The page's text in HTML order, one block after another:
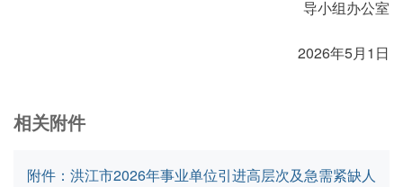
导小组办公室
2026年5月1日
相关附件
附件：洪江市2026年事业单位引进高层次及急需紧缺人